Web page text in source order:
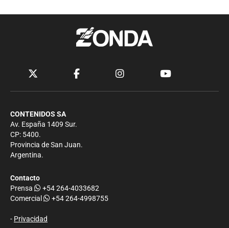
CONTENIDOS SA
Av. España 1409 Sur.
CP: 5400.
Provincia de San Juan.
Argentina.
Contacto
Prensa
+54 264-4033682
Comercial
+54 264-4998755
- Privacidad